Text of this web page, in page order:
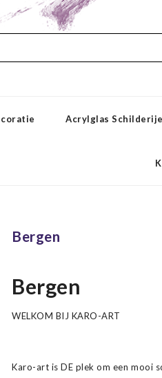
Acrylglas
Bergen
Bergen
WELKOM BIJ KARO-ART
Karo-art is DE plek om een mooi